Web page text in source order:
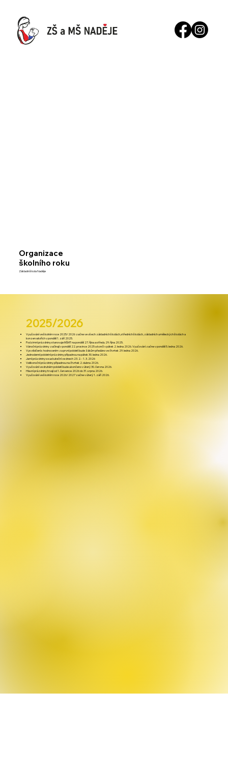
Organizace
školního roku
Základní škola Naděje
2025/2026
Vyučování ve školním roce 2025/2026 začne ve všech základních školách, středních školách, základních uměleckých školách a
konzervatořích v pondělí 1. září 2025.
Podzimní prázdniny stanovuje MŠMT na pondělí 27. října a středu 29. října 2025.
Vánoční prázdniny začínají v pondělí 22. prosince 2025 a končí v pátek 2. ledna 2026. Vyučování začne v pondělí 5. ledna 2026.
Vysvědčení s hodnocením za první pololetí bude žákům předáno ve čtvrtek 29. ledna 2026.
Jednodenní pololetní prázdniny připadnou na pátek 30. ledna 2026.
Jarní prázdniny se uskuteční ve dnech 23. 2. - 1. 3. 2026
Velikonoční prázdniny připadnou na čtvrtek 2. dubna 2026.
Vyučování ve druhém pololetí bude ukončeno v úterý 30. června 2026.
Hlavní prázdniny trvají od 1. července 2026 do 31. srpna 2026.
Vyučování ve školním roce 2026/2027 začne v úterý 1. září 2026.